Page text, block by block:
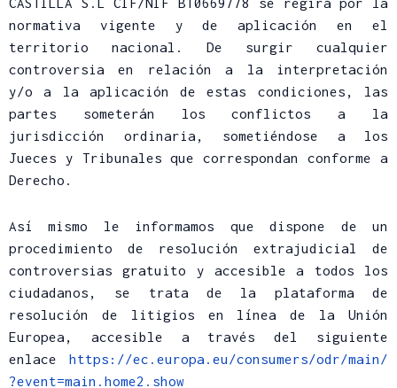
normativa vigente y de aplicación en el
territorio nacional. De surgir cualquier
controversia en relación a la interpretación
y/o a la aplicación de estas condiciones, las
partes someterán los conflictos a la
jurisdicción ordinaria, sometiéndose a los
Jueces y Tribunales que correspondan conforme a
Derecho.
Así mismo le informamos que dispone de un
procedimiento de resolución extrajudicial de
controversias gratuito y accesible a todos los
ciudadanos, se trata de la plataforma de
resolución de litigios en línea de la Unión
Europea, accesible a través del siguiente
enlace https://ec.europa.eu/consumers/odr/main/
?event=main.home2.show